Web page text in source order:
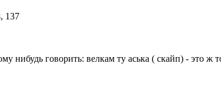
нибудь говорить: велкам ту аська ( скайп) - это ж